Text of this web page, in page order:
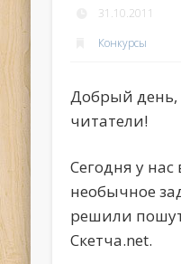
31.10.2011
Конкурсы
Добрый
читатели!
Сегодня у нас
необычное
решили
Скетча.net.